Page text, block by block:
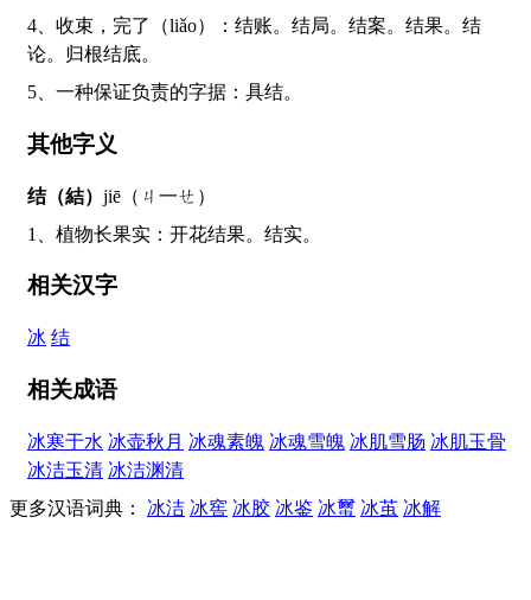
4、收束，完了（liǎo）：结账。结局。结案。结果。结
论。归根结底。
5、一种保证负责的字据：具结。
其他字义
结（結） jiē（ㄐ一ㄝ）
1、植物长果实：开花结果。结实。
相关汉字
冰 结
相关成语
冰寒于水 冰壶秋月 冰魂素魄 冰魂雪魄 冰肌雪肠 冰肌玉骨
冰洁玉清 冰洁渊清
更多汉语词典： 冰洁 冰窖 冰胶 冰鉴 冰蠒 冰茧 冰解